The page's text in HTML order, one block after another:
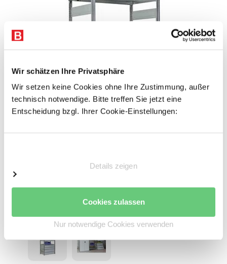
Wir schätzen Ihre Privatsphäre
Wir setzen keine Cookies ohne Ihre Zustimmung, außer
technisch notwendige. Bitte treffen Sie jetzt eine
Entscheidung bzgl. Ihrer Cookie-Einstellungen:
Details zeigen
Cookies zulassen
Nur notwendige Cookies verwenden
Regalteile und Zubehör nicht im Lieferumfang.
Previous